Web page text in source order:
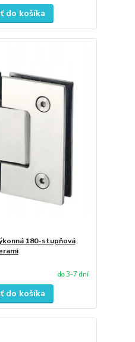
do košíka
180-stupňová
do 3-7 dní
do košíka